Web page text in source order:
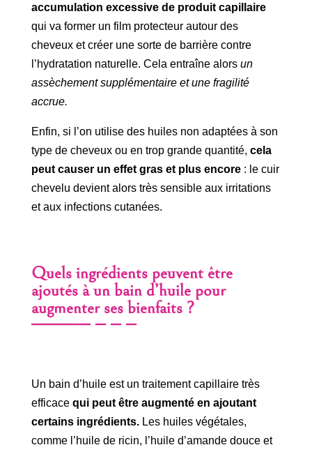
accumulation excessive de produit capillaire
qui va former un film protecteur autour des
cheveux et créer une sorte de barrière contre
l’hydratation naturelle. Cela entraîne alors un
assèchement supplémentaire et une fragilité
accrue.
Enfin, si l’on utilise des huiles non adaptées à son
type de cheveux ou en trop grande quantité, cela
peut causer un effet gras et plus encore: le cuir
chevelu devient alors très sensible aux irritations
et aux infections cutanées.
Quels ingrédients peuvent être
ajoutés à un bain d’huile pour
augmenter ses bienfaits ?
Un bain d’huile est un traitement capillaire très
efficace qui peut être augmenté en ajoutant
certains ingrédients.Les huiles végétales,
comme l’huile de ricin, l’huile d’amande douce et